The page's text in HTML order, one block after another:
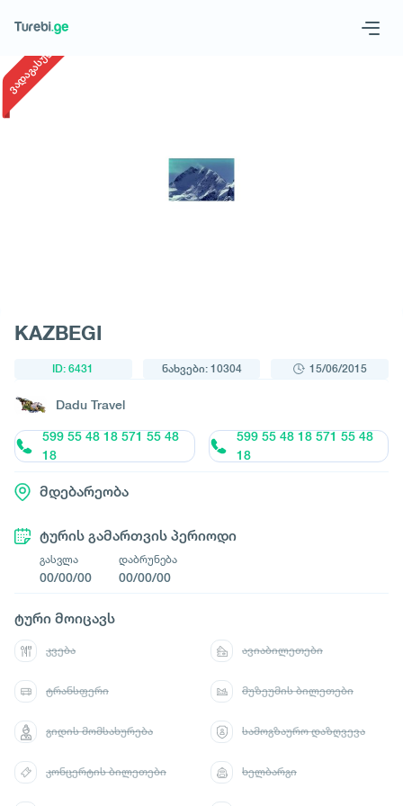
მოითხოვე ტური
ვადაგასული
KAZBEGI
ID: 6431 ნახვები: 10304 15/06/2015
Dadu Travel
599 55 48 18 571 55 48
18
599 55 48 18 571 55 48
18
მდებარეობა
ტურის გამართვის პერიოდი
გასვლა
00/00/00
დაბრუნება
00/00/00
ტური მოიცავს
კვება ავიაბილეთები
ტრანსფერი მუზეუმის ბილეთები
გიდის მომსახურება სამოგზაურო დაზღვევა
კონცერტის ბილეთები ხელბარგი